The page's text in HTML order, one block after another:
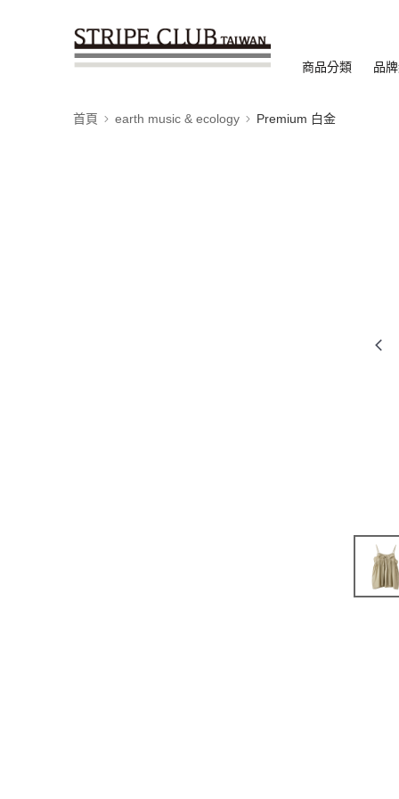
商品分類 品
首頁 earth music & ecology Premium 白金